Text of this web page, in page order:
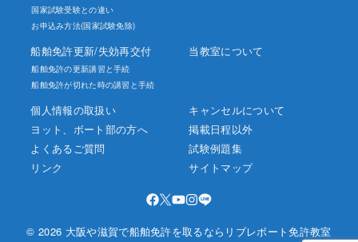
国家試験受験との違い
お申込み方法(国家試験免除)
船舶免許更新/失効再交付
船舶免許の更新講習と手続
船舶免許が切れた時の講習と手続
当教室について
個人情報の取扱い
キャンセルについて
ヨット、ボート部の方へ
掲載日程以外
よくあるご質問
試験例題集
リンク
サイトマップ
© 2026 大阪や滋賀で船舶免許を取るならリブレボート免許教室